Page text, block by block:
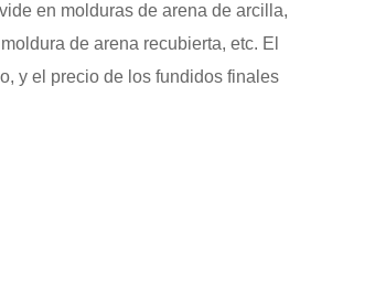
en molduras de arena de arcilla,
de arena recubierta, etc. El
y el precio de los fundidos finales